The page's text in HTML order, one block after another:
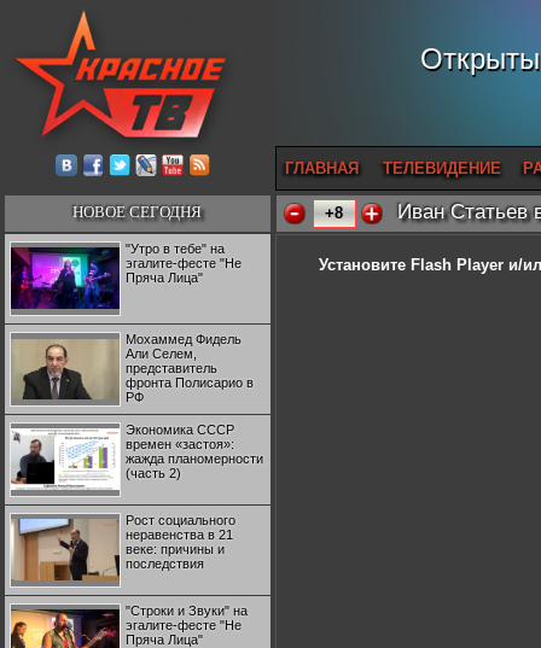
ГЛАВНАЯ ТЕЛЕВИДЕНИЕ
НОВОЕ СЕГОДНЯ
"Утро в тебе" на
эгалите-фесте "Не
Пряча Лица"
Мохаммед Фидель
Али Селем,
представитель
фронта Полисарио в
РФ
Экономика СССР
времен «застоя»:
жажда планомерности
(часть 2)
Рост социального
неравенства в 21
веке: причины и
последствия
"Строки и Звуки" на
эгалите-фесте "Не
Пряча Лица"
+8 Иван Статьев
Установите Flash Player и/